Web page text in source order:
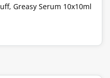
Greasy Serum 10x10ml